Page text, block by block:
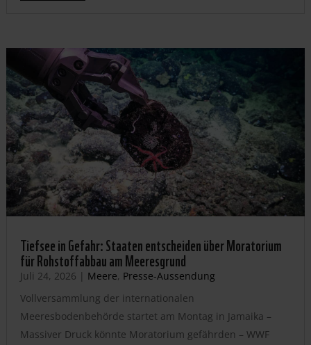
Tiefsee in Gefahr: Staaten entscheiden über Moratorium
für Rohstoffabbau am Meeresgrund
Juli 24, 2026 | Meere, Presse-Aussendung
Vollversammlung der internationalen
Meeresbodenbehörde startet am Montag in Jamaika –
Massiver Druck könnte Moratorium gefährden – WWF